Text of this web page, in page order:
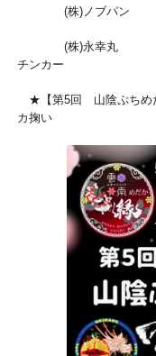
(株)ノブパン 5
(株)永幸丸 3日～
チンカー
★【第5回 山陰ぷちめ
カ掬い